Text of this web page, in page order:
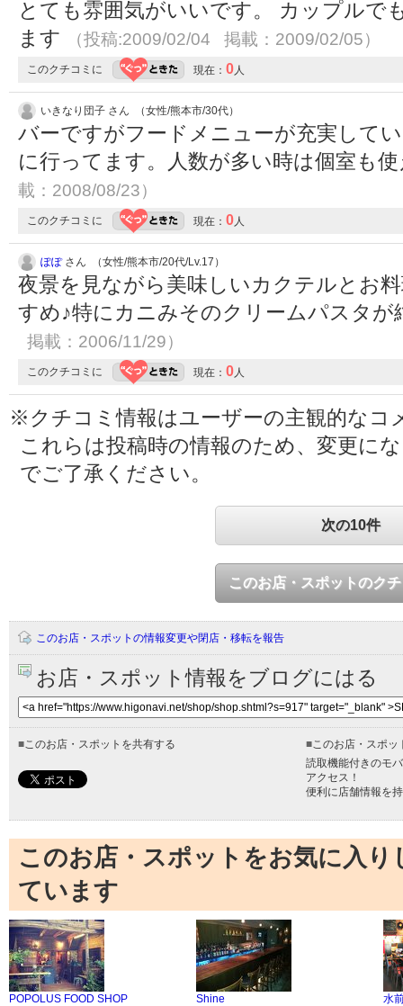
とても雰囲気がいいです。 カップルで
ます
（投稿:2009/02/04 掲載：2009/02/05）
このクチコミに 現在： 0人
いきなり団子 さん （女性/熊本市/30代）
バーですがフードメニューが充実して
に行ってます。人数が多い時は個室も
載：2008/08/23）
このクチコミに 現在： 0人
ぽぽさん （女性/熊本市/20代/Lv.17）
夜景を見ながら美味しいカクテルとお
すめ♪特にカニみそのクリームパスタ
掲載：2006/11/29）
このクチコミに 現在： 0人
※クチコミ情報はユーザーの主観的なコ
これらは投稿時の情報のため、変更に
でご了承ください。
次の10件
このお店・スポットのク
このお店・スポットの情報変更や閉店・移転を報告
お店・スポット情報をブログにはる
■このお店・スポットを共有する ■このお店・スポッ
読取機能付きのモ
アクセス！
便利に店舗情報を
このお店・スポットをお気に入
ています
POPOLUS FOOD SHOP
Shine
水